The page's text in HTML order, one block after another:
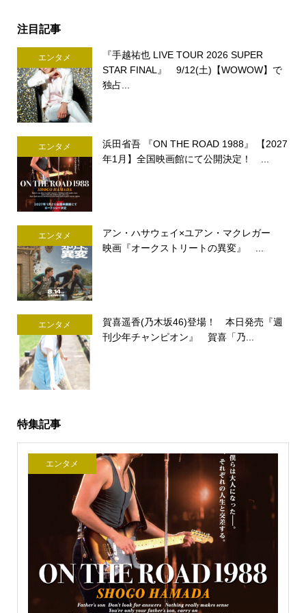
注目記事
エンタメ
『手越祐也 LIVE TOUR 2026 SUPER
STAR FINAL』 9/12(土)【WOWOW】で
独占...
エンタメ
浜田省吾 『ON THE ROAD 1988』 【2027
年1月】全国映画館にて公開決定！ ...
エンタメ
アン・ハサウェイ×ユアン・マクレガー
映画『オークストリートの異変』 ...
エンタメ
賀喜遥香(乃木坂46)登場！ 本日発売『週
刊少年チャンピオン』 賀喜「乃...
特集記事
エンタメ